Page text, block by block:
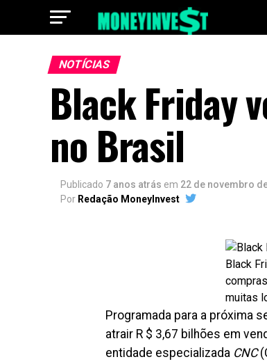
NOTÍCIAS
Black Friday
no Brasil
Publicado 7 anos atrás em 22 de novembro
Por Redação MoneyInvest
Black
muitas
Programada para a próxima
atrair R $ 3,67 bilhões em
entidade especializada CNC